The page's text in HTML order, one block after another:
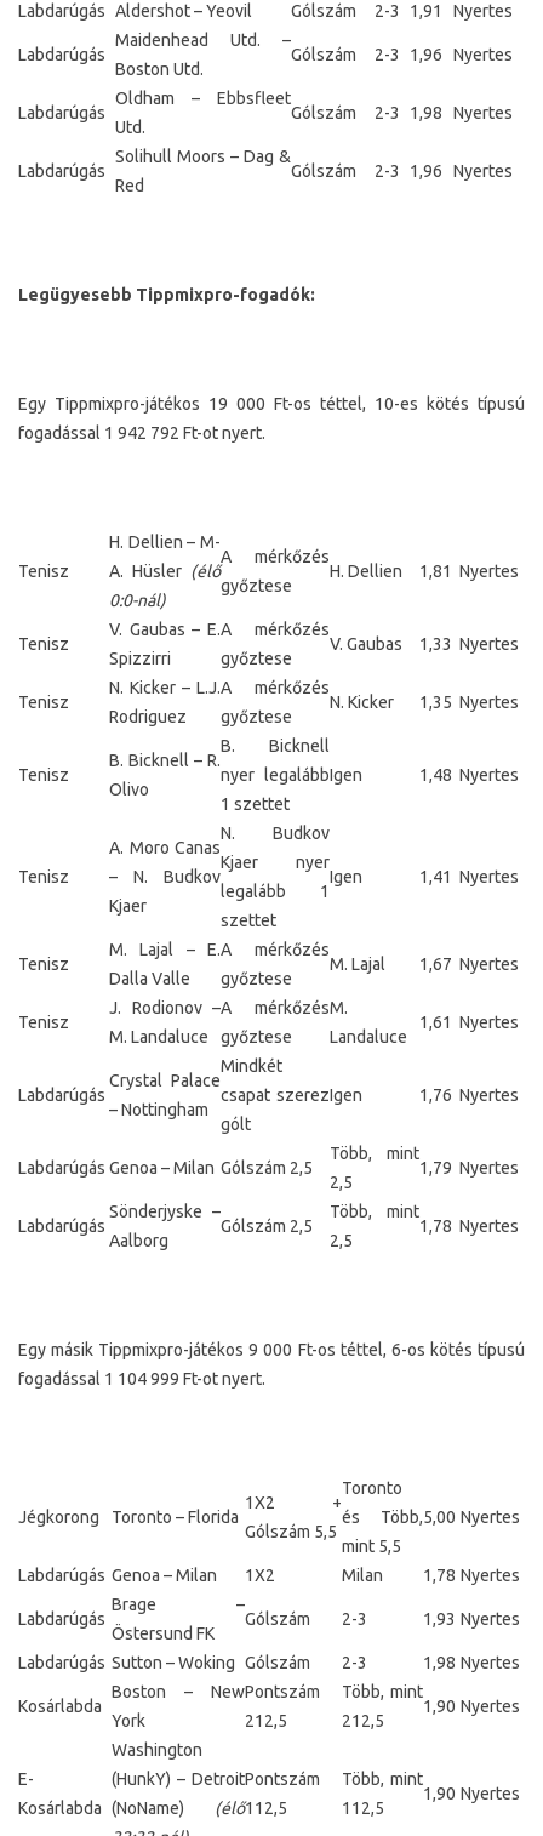
Labdarúgás Aldershot – Yeovil Gólszám 2-3 1,91 Nyertes
Labdarúgás
Maidenhead Utd. –
Boston Utd.
Gólszám 2-3 1,96 Nyertes
Labdarúgás
Oldham – Ebbsfleet
Utd.
Gólszám 2-3 1,98 Nyertes
Labdarúgás
Solihull Moors – Dag &
Red
Gólszám 2-3 1,96 Nyertes
Legügyesebb Tippmixpro-fogadók:
Egy Tippmixpro-játékos 19 000 Ft-os téttel, 10-es kötés típusú
fogadással 1 942 792 Ft-ot nyert.
Tenisz
H. Dellien – M-
A. Hüsler (élő
0:0-nál)
A mérkőzés
győztese
H. Dellien 1,81 Nyertes
Tenisz
V. Gaubas – E.
Spizzirri
A mérkőzés
győztese
V. Gaubas 1,33 Nyertes
Tenisz
N. Kicker – L.J.
Rodriguez
A mérkőzés
győztese
N. Kicker 1,35 Nyertes
Tenisz
B. Bicknell – R.
Olivo
B. Bicknell
nyer legalább
1 szettet
Igen 1,48 Nyertes
Tenisz
A. Moro Canas
– N. Budkov
Kjaer
N. Budkov
Kjaer nyer
legalább 1
szettet
Igen 1,41 Nyertes
Tenisz
M. Lajal – E.
Dalla Valle
A mérkőzés
győztese
M. Lajal 1,67 Nyertes
Tenisz
J. Rodionov –
M. Landaluce
A mérkőzés
győztese
M.
Landaluce
1,61 Nyertes
Labdarúgás
Crystal Palace
– Nottingham
Mindkét
csapat szerez
gólt
Igen 1,76 Nyertes
Labdarúgás Genoa – Milan Gólszám 2,5
Több, mint
2,5
1,79 Nyertes
Labdarúgás
Sönderjyske –
Aalborg
Gólszám 2,5
Több, mint
2,5
1,78 Nyertes
Egy másik Tippmixpro-játékos 9 000 Ft-os téttel, 6-os kötés típusú
fogadással 1 104 999 Ft-ot nyert.
Jégkorong Toronto – Florida
1X2 +
Gólszám 5,5
Toronto
és Több,
mint 5,5
5,00 Nyertes
Labdarúgás Genoa – Milan 1X2 Milan 1,78 Nyertes
Labdarúgás
Brage –
Östersund FK
Gólszám 2-3 1,93 Nyertes
Labdarúgás Sutton – Woking Gólszám 2-3 1,98 Nyertes
Kosárlabda
Boston – New
York
Pontszám
212,5
Több, mint
212,5
1,90 Nyertes
E-
Kosárlabda
Washington
(HunkY) – Detroit
(NoName) (élő
Pontszám
112,5
Több, mint
112,5
1,90 Nyertes